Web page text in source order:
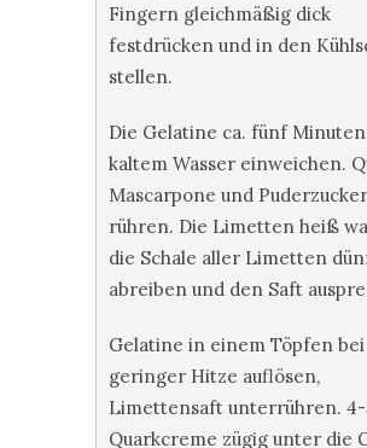
Fingern gleichmäßig dick
festdrücken und in den
stellen.
Die Gelatine ca. fünf
kaltem Wasser einweichen.
Mascarpone und
rühren. Die Limetten heiß
die Schale aller Limetten
abreiben und den Saft
Gelatine in einem Töpfen bei
geringer Hitze auflösen,
Limettensaft unterrühren. 4-
Quarkcreme zügig unter die